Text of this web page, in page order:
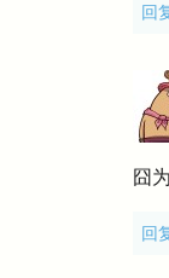
回
囧
回